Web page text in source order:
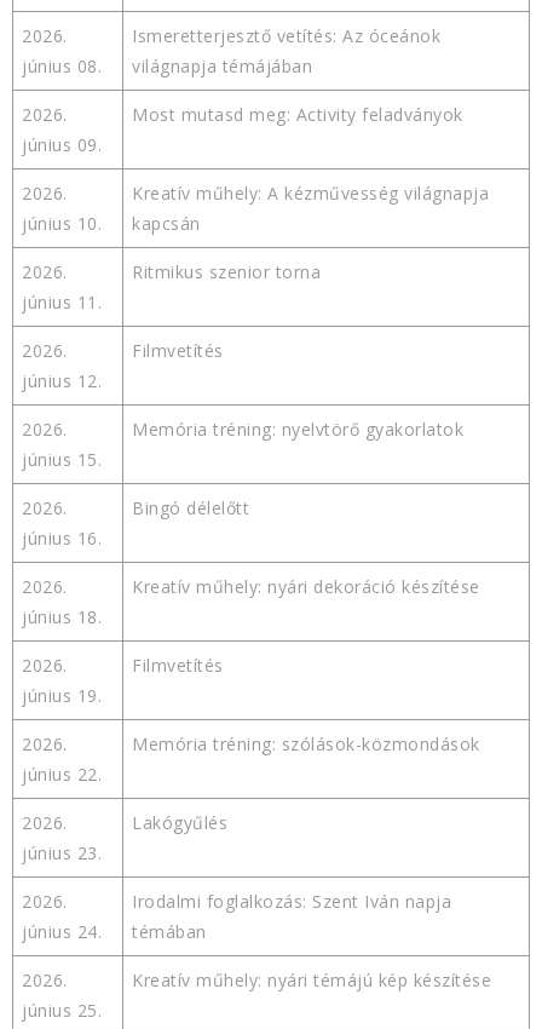
2026.
június 08.
Ismeretterjesztő vetítés: Az óceánok
világnapja témájában
2026.
június 09.
Most mutasd meg: Activity feladványok
2026.
június 10.
Kreatív műhely: A kézművesség világnapja
kapcsán
2026.
június 11.
Ritmikus szenior torna
2026.
június 12.
Filmvetítés
2026.
június 15.
Memória tréning: nyelvtörő gyakorlatok
2026.
június 16.
Bingó délelőtt
2026.
június 18.
Kreatív műhely: nyári dekoráció készítése
2026.
június 19.
Filmvetítés
2026.
június 22.
Memória tréning: szólások-közmondások
2026.
június 23.
Lakógyűlés
2026.
június 24.
Irodalmi foglalkozás: Szent Iván napja
témában
2026.
június 25.
Kreatív műhely: nyári témájú kép készítése